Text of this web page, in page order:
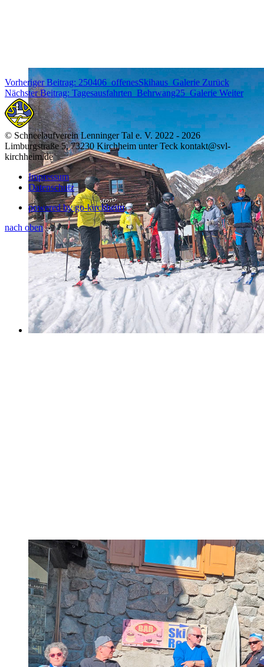
Vorheriger Beitrag: 250406_offenesSkihaus_Galerie Zurück
Nächster Beitrag: Tagesausfahrten_Behrwang25_GalerieWeiter
© Schneelaufverein Lenninger Tal e. V. 2022 - 2026
Limburgstraße 5, 73230 Kirchheim unter Teck kontakt@svl-
kirchheim.de
Impressum
Datenschutz
powered by go-kirchheim
nach oben